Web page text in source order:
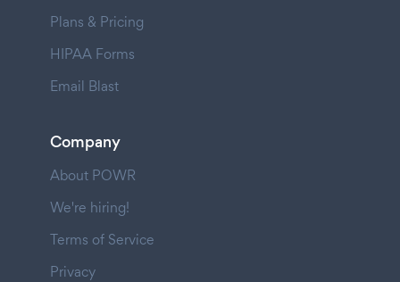
Plans & Pricing
HIPAA Forms
Email Blast
Company
About POWR
We're hiring!
Terms of Service
Privacy